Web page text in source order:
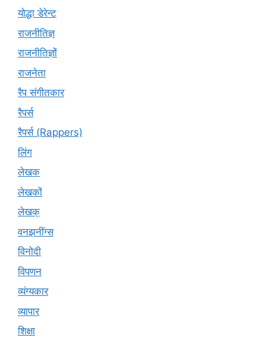
योद्धा डेरेन्ट
राजनीतिज्ञ
राजनीतिज्ञों
राजनेता
रैप संगीतकार
रैपर्स
रैपर्स (Rappers)
लिंग
लेखक
लेखकों
लेखक्
वनझनींग्स
विनोदी
विपणन
व्यंग्यकार
व्यापार
शिक्षा